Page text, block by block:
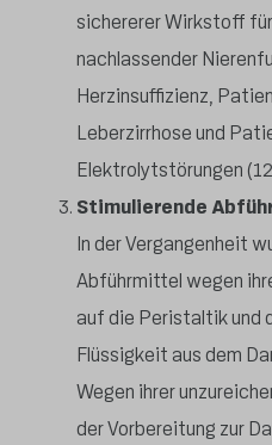
sichererer Wirkstoff
nachlassender
Herzinsuffizienz,
Leberzirrhose und
Elektrolytstörungen
Stimulierende
In der Vergangenheit
Abführmittel wegen
auf die Peristaltik und
Flüssigkeit aus dem
Wegen ihrer
der Vorbereitung zur